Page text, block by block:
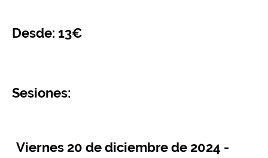
Desde: 13€
Sesiones:
Viernes 20 de diciembre de 2024 -